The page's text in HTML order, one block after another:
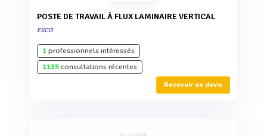
POSTE DE TRAVAIL À FLUX LAMINAIRE VERTICAL
ESCO
1professionnels intéressés
1135consultations récentes
Recevoir un devis